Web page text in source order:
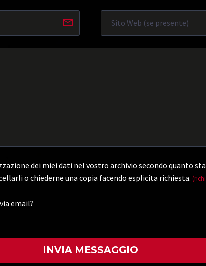
dei miei dati nel vostro archivio secondo quanto
o chiederne una copia facendo esplicita richiesta.
email?